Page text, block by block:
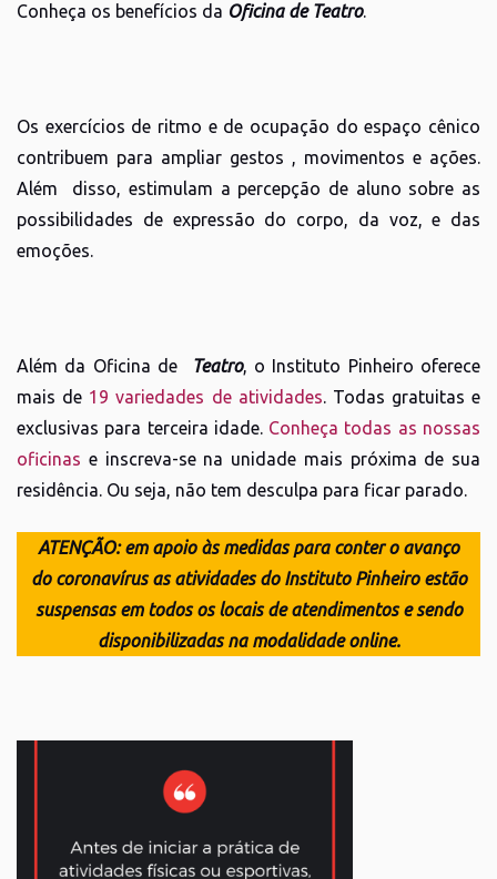
Conheça os benefícios da Oficina de Teatro.
Os exercícios de ritmo e de ocupação do espaço cênico
contribuem para ampliar gestos , movimentos e ações.
Além disso, estimulam a percepção de aluno sobre as
possibilidades de expressão do corpo, da voz, e das
emoções.
Além da Oficina de Teatro, o Instituto Pinheiro oferece
mais de 19 variedades de atividades. Todas gratuitas e
exclusivas para terceira idade. Conheça todas as nossas
oficinas e inscreva-se na unidade mais próxima de sua
residência. Ou seja, não tem desculpa para ficar parado.
ATENÇÃO:em apoio às medidas para conter o avanço
do coronavírus as atividades do Instituto Pinheiro estão
suspensas em todos os locais de atendimentos e sendo
disponibilizadas na modalidade online.